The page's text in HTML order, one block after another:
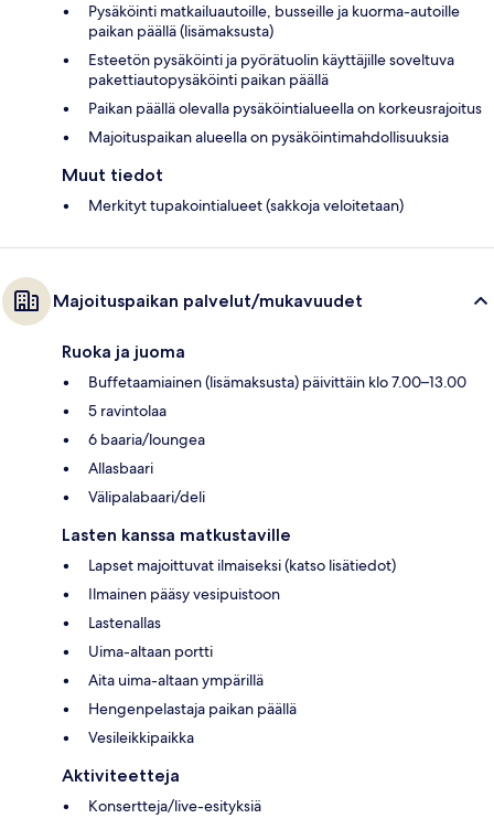
Pysäköinti matkailuautoille, busseille ja kuorma-autoille
paikan päällä (lisämaksusta)
Esteetön pysäköinti ja pyörätuolin käyttäjille soveltuva
pakettiautopysäköinti paikan päällä
Paikan päällä olevalla pysäköintialueella on korkeusrajoitus
Majoituspaikan alueella on pysäköintimahdollisuuksia
Muut tiedot
Merkityt tupakointialueet (sakkoja veloitetaan)
Majoituspaikan palvelut/mukavuudet
Ruoka ja juoma
Buffetaamiainen (lisämaksusta) päivittäin klo 7.00–13.00
5 ravintolaa
6 baaria/loungea
Allasbaari
Välipalabaari/deli
Lasten kanssa matkustaville
Lapset majoittuvat ilmaiseksi (katso lisätiedot)
Ilmainen pääsy vesipuistoon
Lastenallas
Uima-altaan portti
Aita uima-altaan ympärillä
Hengenpelastaja paikan päällä
Vesileikkipaikka
Aktiviteetteja
Konsertteja/live-esityksiä